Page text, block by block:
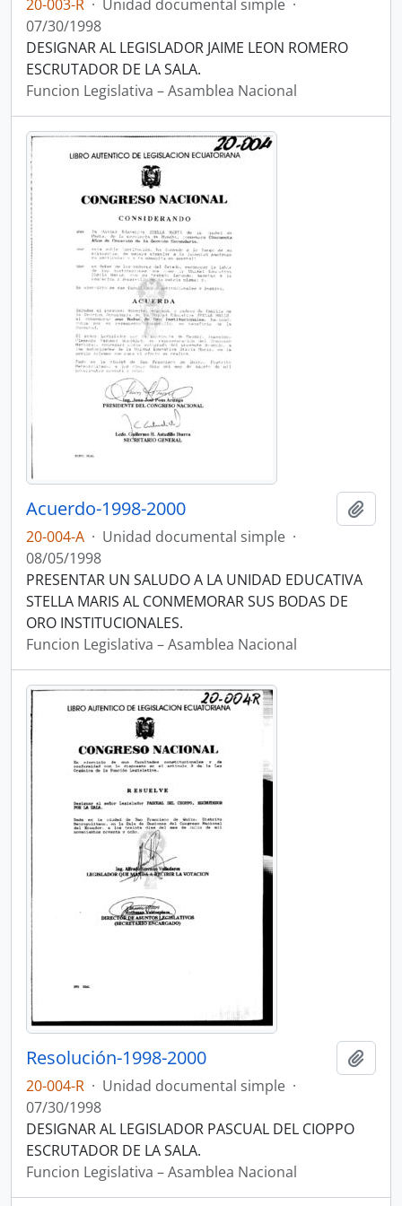
20-003-R · Unidad documental simple ·
07/30/1998
DESIGNAR AL LEGISLADOR JAIME LEON ROMERO
ESCRUTADOR DE LA SALA.
Funcion Legislativa – Asamblea Nacional
Acuerdo-1998-2000
20-004-A · Unidad documental simple ·
08/05/1998
PRESENTAR UN SALUDO A LA UNIDAD EDUCATIVA
STELLA MARIS AL CONMEMORAR SUS BODAS DE
ORO INSTITUCIONALES.
Funcion Legislativa – Asamblea Nacional
Resolución-1998-2000
20-004-R · Unidad documental simple ·
07/30/1998
DESIGNAR AL LEGISLADOR PASCUAL DEL CIOPPO
ESCRUTADOR DE LA SALA.
Funcion Legislativa – Asamblea Nacional